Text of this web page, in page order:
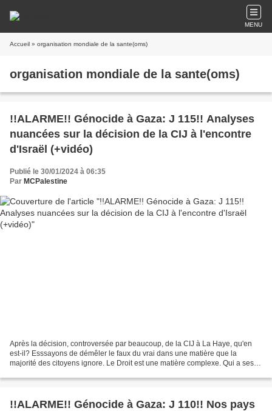
MENU
Accueil » organisation mondiale de la sante(oms)
organisation mondiale de la sante(oms)
!!ALARME!! Génocide à Gaza: J 115!! Analyses
nuancées sur la décision de la CIJ à l'encontre
d'Israël (+vidéo)
Publié le 30/01/2024 à 06:35
Par MCPalestine
Après la décision, controversée par beaucoup, de la CIJ à La Haye, qu'en
est-il? Esssayons de démêler le faux du vrai dans une matière que la
majorité des citoyens ignore. Le Droit est une matière complexe. Qui a ses
!!ALARME!! Génocide à Gaza: J 110!! Nos pays